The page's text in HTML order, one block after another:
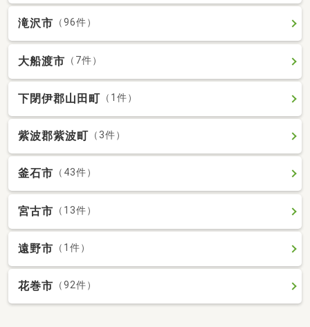
滝沢市 （96件）
大船渡市 （7件）
下閉伊郡山田町 （1件）
紫波郡紫波町 （3件）
釜石市 （43件）
宮古市 （13件）
遠野市 （1件）
花巻市 （92件）